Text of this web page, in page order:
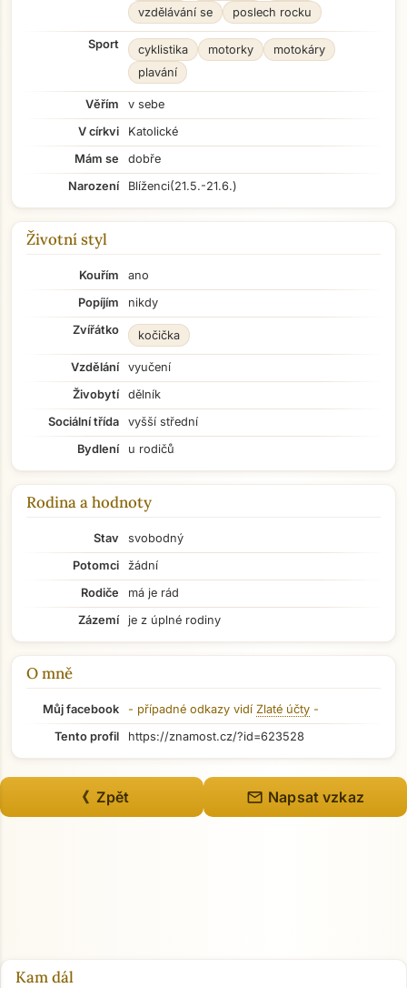
Přejít na hlavní obsah
vzdělávání se
poslech rocku
Sport cyklistika motorky
motokáry
plavání
Věřím
v sebe
V církvi
Katolické
Mám se
dobře
Narození
Blíženci(21.5.-21.6.)
Životní styl
Kouřím
ano
Popíjím
nikdy
Zvířátko
kočička
Vzdělání
vyučení
Živobytí
dělník
Sociální třída
vyšší střední
Bydlení
u rodičů
Rodina a hodnoty
Stav
svobodný
Potomci
žádní
Rodiče
má je rád
Zázemí
je z úplné rodiny
O mně
Můj facebook - případné odkazy vidí Zlaté účty -
Tento profil
https://znamost.cz/?id=623528
《 Zpět mail Napsat vzkaz
Kam dál